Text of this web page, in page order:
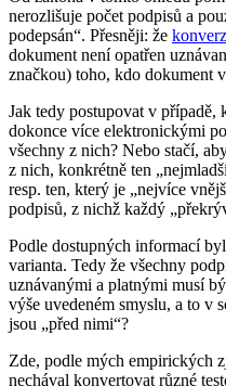
nerozlišuje počet podpisů a
podepsán“. Přesněji: že
dokument není opatřen
značkou) toho, kdo dokument
Jak tedy postupovat v případě,
dokonce více elektronickými
všechny z nich? Nebo stačí,
z nich, konkrétně ten
resp. ten, který je „nejvíce
podpisů, z nichž každý
Podle dostupných informací
varianta. Tedy že všechny
uznávanými a platnými musí
výše uvedeném smyslu, a to v
jsou „před nimi“?
Zde, podle mých empirických
nechával konvertovat různé